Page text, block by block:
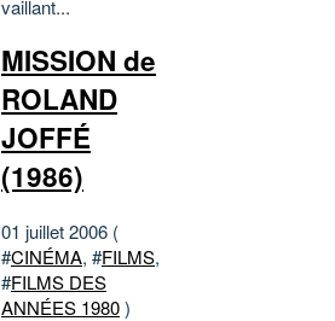
vaillant...
MISSION de
ROLAND
JOFFÉ
(1986)
01 juillet 2006 (
#CINÉMA, #FILMS,
#FILMS DES
ANNÉES 1980)